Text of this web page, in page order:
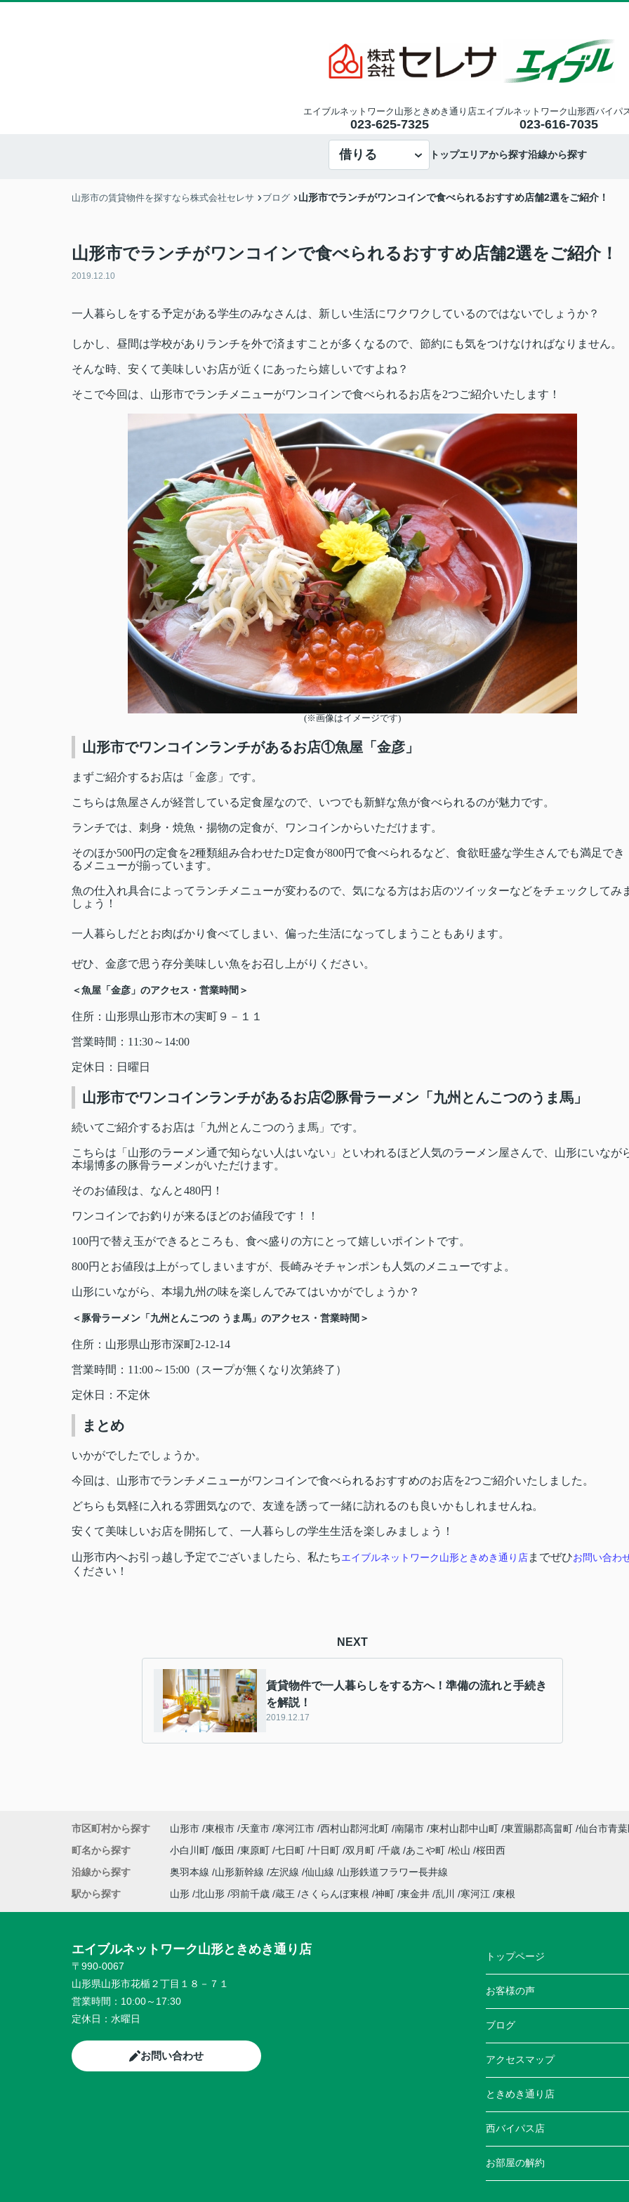
エイブルネットワーク山形ときめき通り店
023-625-7325
エイブルネットワーク山形西バイパ
023-616-7035
借りる トップエリアから探す沿線から探す
山形市の賃貸物件を探すなら株式会社セレサ ブログ 山形市でランチがワンコインで食べられるおすすめ店舗2選をご紹介！
山形市でランチがワンコインで食べられるおすすめ店舗2選をご紹介！
2019.12.10
一人暮らしをする予定がある学生のみなさんは、新しい生活にワクワクしているのではないでしょうか？
しかし、昼間は学校がありランチを外で済ますことが多くなるので、節約にも気をつけなければなりません。
そんな時、安くて美味しいお店が近くにあったら嬉しいですよね？
そこで今回は、山形市でランチメニューがワンコインで食べられるお店を2つご紹介いたします！
(※画像はイメージです)
山形市でワンコインランチがあるお店①魚屋「金彦」
まずご紹介するお店は「金彦」です。
こちらは魚屋さんが経営している定食屋なので、いつでも新鮮な魚が食べられるのが魅力です。
ランチでは、刺身・焼魚・揚物の定食が、ワンコインからいただけます。
そのほか500円の定食を2種類組み合わせたD定食が800円で食べられるなど、食欲旺盛な学生さんでも満足でき
るメニューが揃っています。
魚の仕入れ具合によってランチメニューが変わるので、気になる方はお店のツイッターなどをチェックしてみ
しょう！
一人暮らしだとお肉ばかり食べてしまい、偏った生活になってしまうこともあります。
ぜひ、金彦で思う存分美味しい魚をお召し上がりください。
＜魚屋「金彦」のアクセス・営業時間＞
住所：山形県山形市木の実町９－１１
営業時間：11:30～14:00
定休日：日曜日
山形市でワンコインランチがあるお店②豚骨ラーメン「九州とんこつのうま馬」
続いてご紹介するお店は「九州とんこつのうま馬」です。
こちらは「山形のラーメン通で知らない人はいない」といわれるほど人気のラーメン屋さんで、山形にいなが
本場博多の豚骨ラーメンがいただけます。
そのお値段は、なんと480円！
ワンコインでお釣りが来るほどのお値段です！！
100円で替え玉ができるところも、食べ盛りの方にとって嬉しいポイントです。
800円とお値段は上がってしまいますが、長崎みそチャンポンも人気のメニューですよ。
山形にいながら、本場九州の味を楽しんでみてはいかがでしょうか？
＜豚骨ラーメン「九州とんこつの うま馬」のアクセス・営業時間＞
住所：山形県山形市深町2-12-14
営業時間：11:00～15:00（スープが無くなり次第終了）
定休日：不定休
まとめ
いかがでしたでしょうか。
今回は、山形市でランチメニューがワンコインで食べられるおすすめのお店を2つご紹介いたしました。
どちらも気軽に入れる雰囲気なので、友達を誘って一緒に訪れるのも良いかもしれませんね。
安くて美味しいお店を開拓して、一人暮らしの学生生活を楽しみましょう！
山形市内へお引っ越し予定でございましたら、私たちエイブルネットワーク山形ときめき通り店までぜひお問い合わ
ください！
NEXT
賃貸物件で一人暮らしをする方へ！準備の流れと手続き
を解説！
2019.12.17
市区町村から探す 山形市 東根市 天童市 寒河江市 西村山郡河北町 南陽市 東村山郡中山町 東置賜郡高畠町 仙台市青
町名から探す
小白川町 飯田 東原町 七日町 十日町 双月町 千歳 あこや町 松山 桜田西
沿線から探す
奥羽本線 山形新幹線 左沢線 仙山線
山形鉄道フラワー長井線
駅から探す
山形 北山形 羽前千歳 蔵王 さくらんぼ東根 神町 東金井 乱川 寒河江 東根
エイブルネットワーク山形ときめき通り店
〒990-0067
山形県山形市花楯２丁目１８－７１
営業時間： 10:00～17:30
定休日： 水曜日
お問い合わせ
トップページ
お客様の声
ブログ
アクセスマップ
ときめき通り店
西バイパス店
お部屋の解約